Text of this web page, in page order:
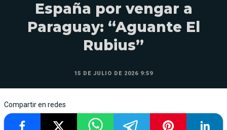
España por vengar a
Paraguay: “Aguante El
Rubius”
15 DE JULIO DE 2026 9:59
Compartir en redes